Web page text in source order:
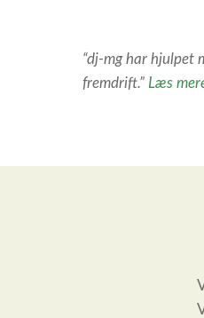
“dj-mg har hjulpet
fremdrift.” Læs